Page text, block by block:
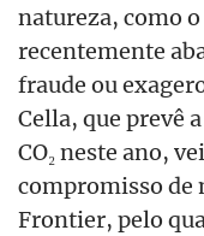
natureza, como
recentemente
fraude ou
Cella, que prevê
CO₂ neste ano,
compromisso de
Frontier, pelo